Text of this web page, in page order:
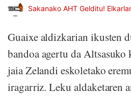
Sakanako AHT Gelditu!
Guaixe aldizkarian ikusten
bandoa agertu da Altsasuko
jaia Zelandi eskoletako
iragarriz. Leku aldaketaren